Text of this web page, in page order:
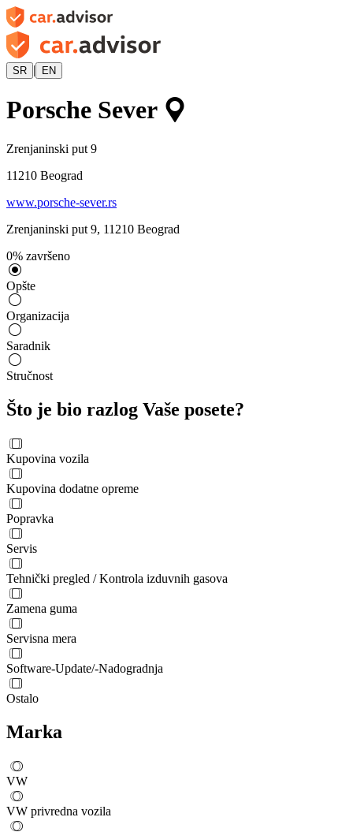
SR | EN
Porsche Sever
Zrenjaninski put 9
11210 Beograd
www.porsche-sever.rs
Zrenjaninski put 9, 11210 Beograd
0% završeno
Opšte
Organizacija
Saradnik
Stručnost
Što je bio razlog Vaše posete?
Kupovina vozila
Kupovina dodatne opreme
Popravka
Servis
Tehnički pregled / Kontrola izduvnih gasova
Zamena guma
Servisna mera
Software-Update/-Nadogradnja
Ostalo
Marka
VW
VW privredna vozila